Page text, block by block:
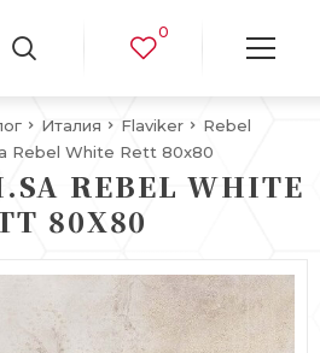
0
Италия Flaviker
Rebel
Rebel White Rett 80x80
REBEL WHITE
80X80